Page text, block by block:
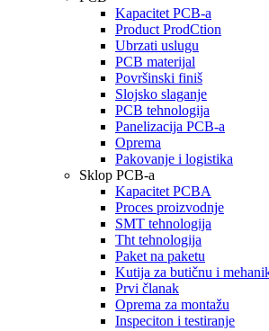
Kapacitet PCB-a
Product ProdCtion
Ubrzati uslugu
PCB materijal
Površinski finiš
Slojsko slaganje
PCB tehnologija
Panelizacija PCB-a
Oprema
Pakovanje i logistika
Sklop PCB-a
Kapacitet PCBA
Proces proizvodnje
SMT tehnologija
Tht tehnologija
Paket na paketu
Kutija za butičnu i
Prvi članak
Oprema za montažu
Inspeciton i testiranje